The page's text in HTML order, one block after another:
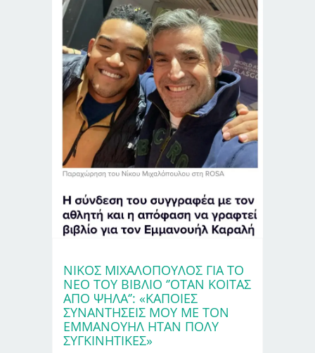
ΝΊΚΟΣ ΜΙΧΑΛΌΠΟΥΛΟΣ ΓΙΑ ΤΟ
ΝΈΟ ΤΟΥ ΒΙΒΛΊΟ ‘’ΌΤΑΝ ΚΟΙΤΆΣ
ΑΠΌ ΨΗΛΆ‘’: «ΚΆΠΟΙΕΣ
ΣΥΝΑΝΤΉΣΕΙΣ ΜΟΥ ΜΕ ΤΟΝ
ΕΜΜΑΝΟΥΉΛ ΉΤΑΝ ΠΟΛΎ
ΣΥΓΚΙΝΗΤΙΚΈΣ»